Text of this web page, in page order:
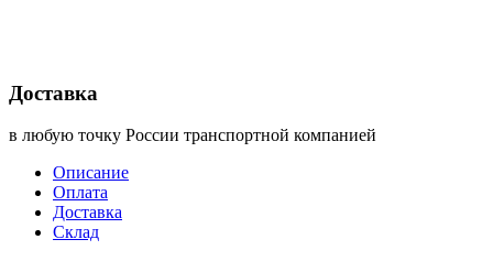
Доставка
в любую точку России транспортной компанией
Описание
Оплата
Доставка
Склад